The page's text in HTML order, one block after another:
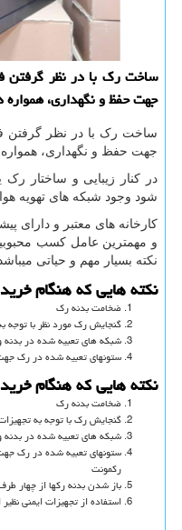
ساخت رك با در نظر گرفتن
جهت حفظ و نگهداری،
ساخت رک با در نظر گرفتن
جهت حفظ و نگهداری،
در کنار زیبایی و ساختار
شود وجود شبکه های تهویه
کارخانه های معتبر و دارای
و مهمترین عامل کسب
نکته بسیار مهم و حیاتی میباشد.
نکته هایی که هنگام خرید
ضخامت بدنه رک
گنجایش رک مورد نظر با توجه
شبکه های تعبیه شده در
ستونهای تعبیه شده در رک
نکته هایی که هنگام خرید
ضخامت بدنه رک
گنجایش رک با توجه به
شبکه های تعبیه شده در
ستونهای تعبیه شده در رک
رکمونت
باز شدن بدنه رکها از چهار
استفاده از تجهیزات ایمنی